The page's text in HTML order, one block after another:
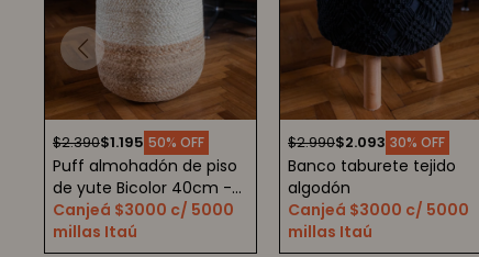
$1.195
$2.390 50
Puff almohadón de piso
de yute Bicolor 40cm -
Natural
Canjeá $3000 c/ 5000
millas Itaú
$2.093
$2.990 30
Banco taburete tejido
algodón
Canjeá $3000 c/ 5000
millas Itaú